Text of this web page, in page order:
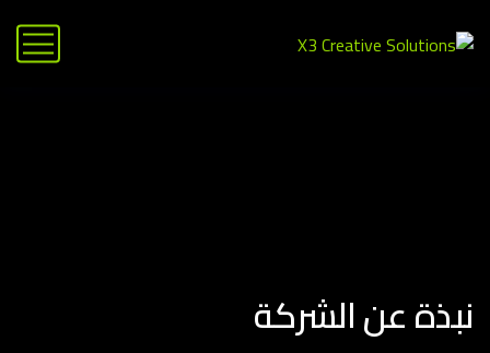
نبذة عن الشركة